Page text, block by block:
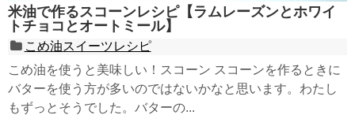
米油で作るスコーンレシピ【ラムレーズンとホワイ
トチョコとオートミール】
こめ油スイーツレシピ
こめ油を使うと美味しい！スコーン スコーンを作るときに
バターを使う方が多いのではないかなと思います。わたし
もずっとそうでした。バターの...